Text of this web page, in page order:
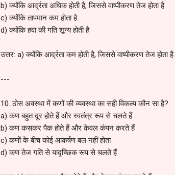
b) क्योंकि आर्द्रता अधिक होती है, जिससे वाष्पीकरण तेज होता है
c) क्योंकि तापमान कम होता है
d) क्योंकि हवा की गति शून्य होती है
उत्तर: a) क्योंकि आर्द्रता कम होती है, जिससे वाष्पीकरण तेज होता है
---
10. ठोस अवस्था में कणों की व्यवस्था का सही विकल्प कौन सा है?
a) कण बहुत दूर होते हैं और स्वतंत्र रूप से चलते हैं
b) कण कसकर पैक होते हैं और केवल कंपन करते हैं
c) कणों के बीच कोई आकर्षण बल नहीं होता
d) कण तेज गति से यादृच्छिक रूप से चलते हैं